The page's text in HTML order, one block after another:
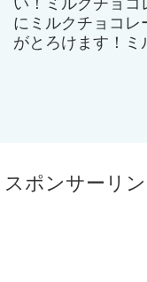
にミルクチョコレ
がとろけます！ミ
スポンサーリン